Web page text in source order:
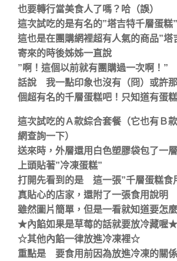
也要轉行當美食人了嗎？哈（誤）
這次試吃的是有名的”塔吉特千層蛋糕”
這也是在團購網裡超有人氣的商品”塔
寄來的時後姊姊一直說
”啊！這個以前就有團購過一次啊！”
話說 我一點印象也沒有（冏）或許
個超有名的千層蛋糕吧！只知道有蛋
這次試吃的Ａ款綜合套餐（它也有Ｂ
網查詢一下）
送來時，外層還用白色塑膠袋包了一
上頭貼著”冷凍蛋糕”
打開先看到的是 這一張”千層蛋糕食
真貼心的店家，還附了一張食用說明
雖然圖片簡單，但是一看就知道要怎
★內餡如果是草莓的話就要放冷藏喔★
☆其他內餡一律放進冷凍裡☆
重點是 要食用前因為放進冷凍的關